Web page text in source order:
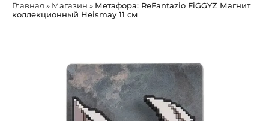
Главная » Магазин » Метафора: ReFantazio FiGGYZ Магнит
коллекционный Heismay 11 см